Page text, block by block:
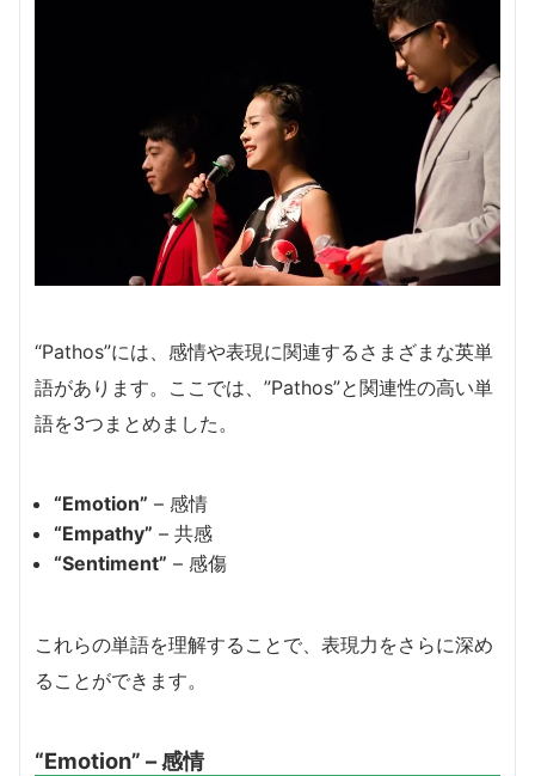
“Pathos”には、感情や表現に関連するさまざまな英単
語があります。ここでは、”Pathos”と関連性の高い単
語を3つまとめました。
“Emotion” – 感情
“Empathy” – 共感
“Sentiment” – 感傷
これらの単語を理解することで、表現力をさらに深め
ることができます。
“Emotion” – 感情